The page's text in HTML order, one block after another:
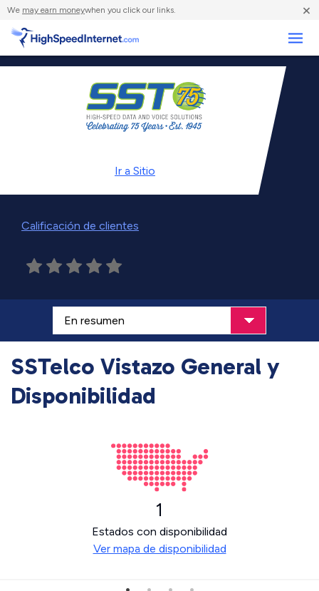
We may earn moneywhen you click our links. ×
Ir a Sitio
Calificación de clientes
SSTelco Vistazo General y
Disponibilidad
1
Estados con disponibilidad
Ver mapa de disponibilidad